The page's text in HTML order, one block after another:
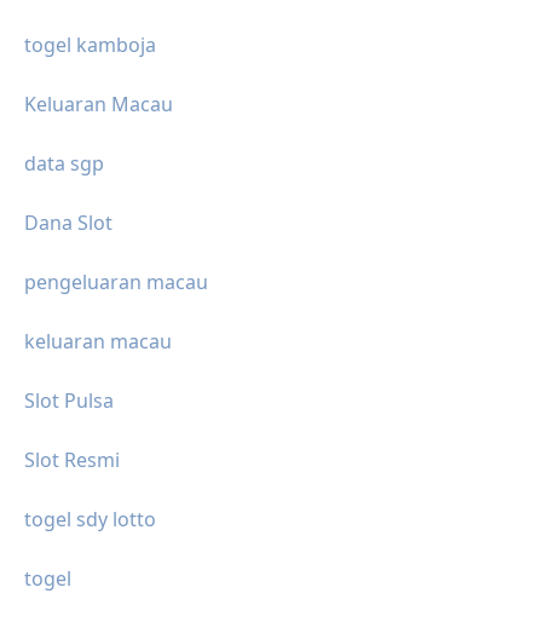
togel kamboja
Keluaran Macau
data sgp
Dana Slot
pengeluaran macau
keluaran macau
Slot Pulsa
Slot Resmi
togel sdy lotto
togel